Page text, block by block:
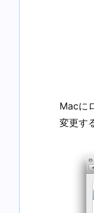
Macに
変更す